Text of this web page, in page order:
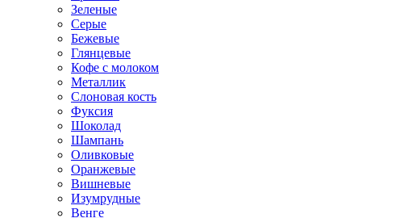
Зеленые
Серые
Бежевые
Глянцевые
Кофе с молоком
Металлик
Слоновая кость
Фуксия
Шоколад
Шампань
Оливковые
Оранжевые
Вишневые
Изумрудные
Венге